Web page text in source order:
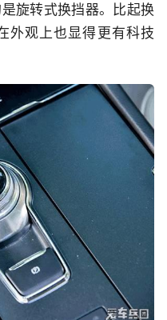
旋转式换挡器。比起换
外观上也显得更有科技